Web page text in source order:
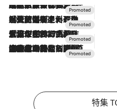
2026.7.31
【ホテル帰省】という選択肢をOMOが提案。家族とほどよい距離を保つには「昼は実家、夜は気兼ねなくホテルで！」
2026.7.24
【夏限定ディナーコース】旬を迎える稚鮎や花ズッキーニなどをイタリア・トスカーナの郷土料理の手法で満喫！
2026.7.17
「土佐和ハーブかき氷」がOMO7高知に登場！生姜、山椒、大葉など目にも舌にも涼を呼ぶ郷土の味
2026.7.10
NEW OPEN！【界 草津】名湯の地に誕生。趣の異なる2種の温泉と上州ならではの会席・蕎麦割烹など美食を味わう究極の癒やし旅
特集